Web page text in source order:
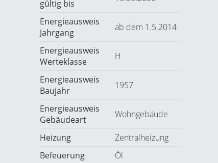
gültig bis
Energieausweis
Jahrgang
ab dem 1.5.2014
Energieausweis
Werteklasse
H
Energieausweis
Baujahr
1957
Energieausweis
Gebäudeart
Wohngebäude
Heizung
Zentralheizung
Befeuerung
Öl